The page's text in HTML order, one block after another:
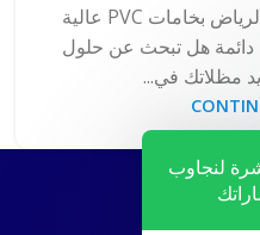
استبدال اقمشة المظلات في الرياض بخامات PVC عالية
دائمة هل تبحث عن حلول
مظلاتك في...
لنجاوب